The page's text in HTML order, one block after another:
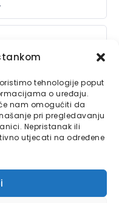
tehnologije poput
o uređaju.
nam omogućiti da
pri pregledavanju
Nepristanak ili
utjecati na određene
koristi